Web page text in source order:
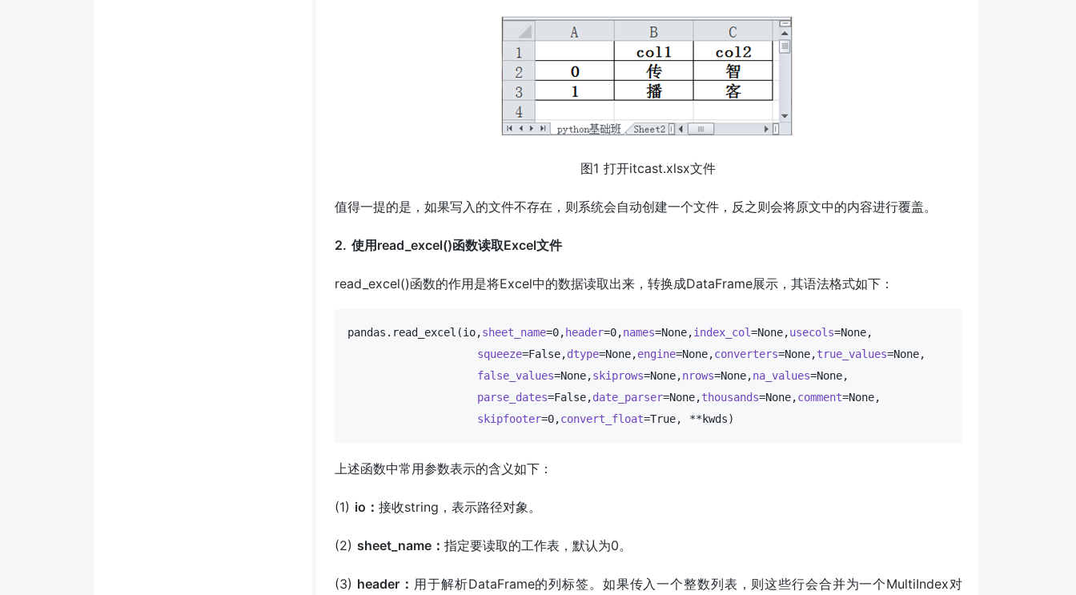
图1 打开itcast.xlsx文件
值得一提的是，如果写入的文件不存在，则系统会自动创建一个文件，反之则会将原文中的内容进行覆盖。
2. 使用read_excel()函数读取Excel文件
read_excel()函数的作用是将Excel中的数据读取出来，转换成DataFrame展示，其语法格式如下：
pandas.read_excel (io,sheet_name=0, header=0,names=None,index_col=None,usecols=None,
squeeze=False,dtype=None,engine=None,converters=None,true_values=None,
false_values=None,skiprows=None,nrows=None,na_values=None,
parse_dates=False,date_parser=None,thousands=None,comment=None,
skipfooter=0,convert_float=True, **kwds)
上述函数中常用参数表示的含义如下：
(1) io： 接收string，表示路径对象。
(2) sheet_name： 指定要读取的工作表，默认为0。
(3) header： 用于解析DataFrame的列标签。如果传入一个整数列表，则这些行会合并为一个MultiIndex对